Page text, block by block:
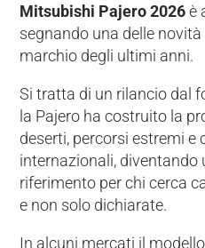
Mitsubishi Pajero 2026è
segnando una delle
marchio degli ultimi anni.
Si tratta di un rilancio dal
la Pajero ha costruito la
deserti, percorsi estremi e
internazionali, diventando
riferimento per chi cerca
e non solo dichiarate.
In alcuni mercati il